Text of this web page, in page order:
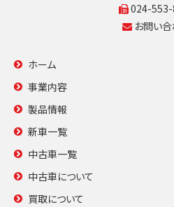
024-553-
お問い
ホーム
事業内容
製品情報
新車一覧
中古車一覧
中古車について
買取について